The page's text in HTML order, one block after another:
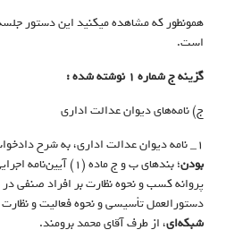
است.
گزینه ج شماره ۱ نوشته شده :
ج) نامه‌های‌ دیوان عدالت اداری
۱_ نامه دیوان عدالت اداری، به‌ شرح دادخواست تقدیمی
بودن
؛ بندهای ب و ج ماده
دستورالعمل تأسیسی و نحوه فعالیت و
شبکه‌ای، از طرف آقای محمد برومند.